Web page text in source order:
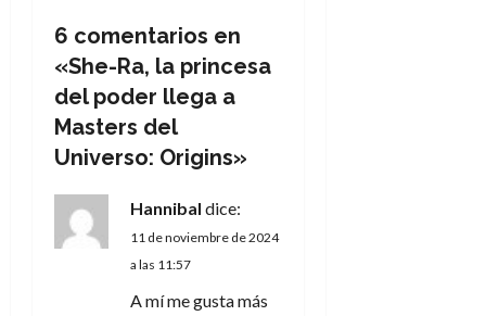
a
c
i
ó
n
d
6 comentarios en
«She-Ra, la princesa
del poder llega a
Masters del
Universo: Origins»
Hannibal dice:
11 de noviembre de 2024
a las 11:57
A mí me gusta más